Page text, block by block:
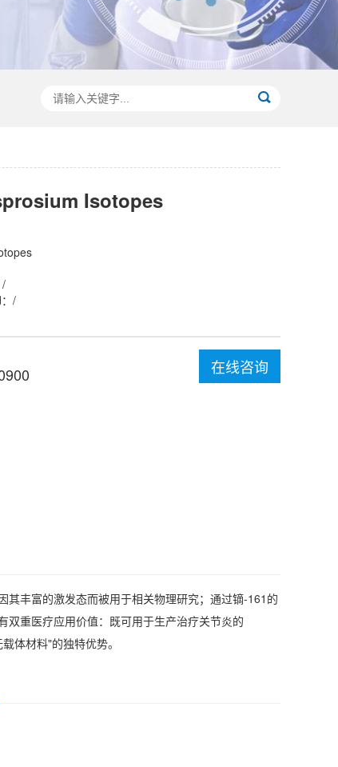
Isotopes
/
/
在线咨询
丰富的激发态而被用于相关物理研究；通过镝-161的
重医疗应用价值：既可用于生产治疗关节炎的
体材料"的独特优势。